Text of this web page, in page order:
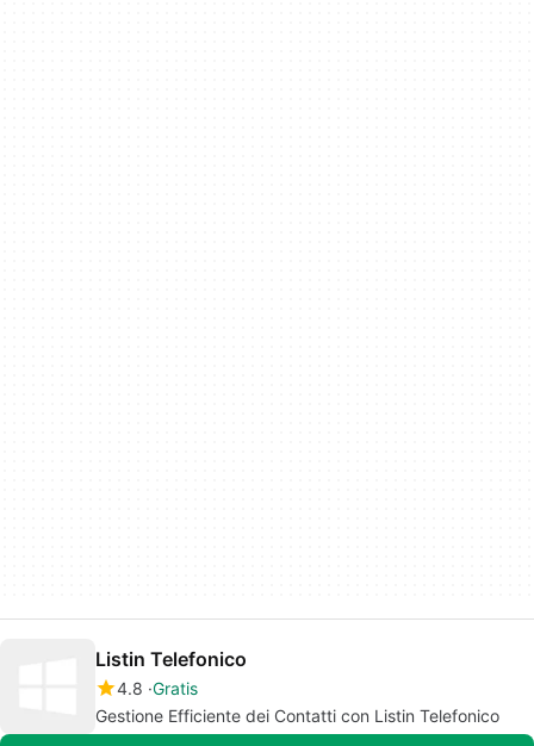
Listin Telefonico
4.8 Gratis
Gestione Efficiente dei Contatti con Listin Telefonico